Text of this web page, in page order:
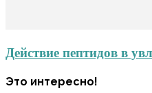
Действие пептидов в
Это интересно!